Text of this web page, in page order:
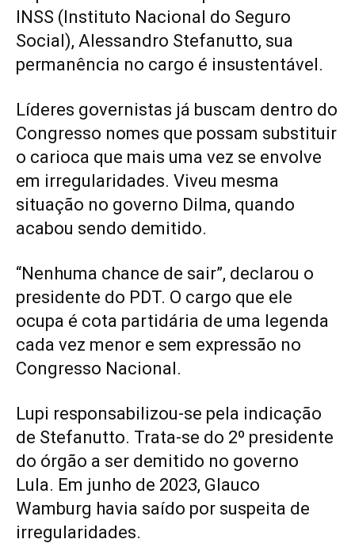
INSS (Instituto Nacional do Seguro
Social), Alessandro Stefanutto, sua
permanência no cargo é insustentável.
Líderes governistas já buscam dentro do
Congresso nomes que possam substituir
o carioca que mais uma vez se envolve
em irregularidades. Viveu mesma
situação no governo Dilma, quando
acabou sendo demitido.
“Nenhuma chance de sair”, declarou o
presidente do PDT. O cargo que ele
ocupa é cota partidária de uma legenda
cada vez menor e sem expressão no
Congresso Nacional.
Lupi responsabilizou-se pela indicação
de Stefanutto. Trata-se do 2º presidente
do órgão a ser demitido no governo
Lula. Em junho de 2023, Glauco
Wamburg havia saído por suspeita de
irregularidades.